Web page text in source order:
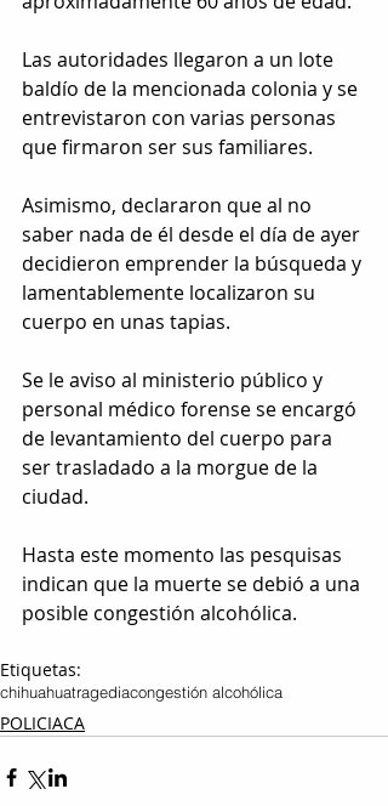
Las autoridades llegaron a un lote
baldío de la mencionada colonia y se
entrevistaron con varias personas
que firmaron ser sus familiares.
Asimismo, declararon que al no
saber nada de él desde el día de ayer
decidieron emprender la búsqueda y
lamentablemente localizaron su
cuerpo en unas tapias.
Se le aviso al ministerio público y
personal médico forense se encargó
de levantamiento del cuerpo para
ser trasladado a la morgue de la
ciudad.
Hasta este momento las pesquisas
indican que la muerte se debió a una
posible congestión alcohólica.
Etiquetas:
chihuahuatragediacongestión alcohólica
POLICIACA